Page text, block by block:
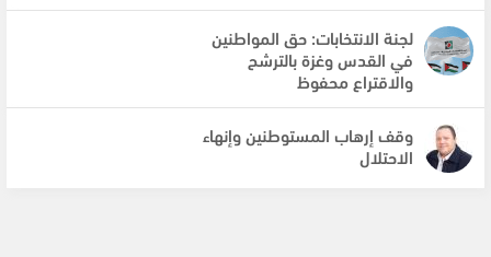
لجنة الانتخابات: حق المواطنين
في القدس وغزة بالترشح
والاقتراع محفوظ
وقف إرهاب المستوطنين وإنهاء
الاحتلال